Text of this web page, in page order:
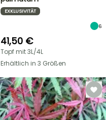
EXKLUSIVITÄT
6
41,50 €
Topf mit 3L/4L
Erhältlich in 3 Größen